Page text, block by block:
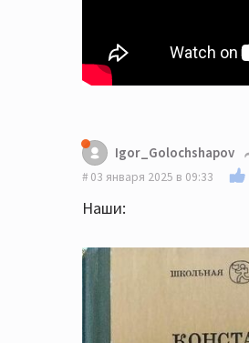
Igor_Golochshapov
03 января 2025 в 09:33
Наши: